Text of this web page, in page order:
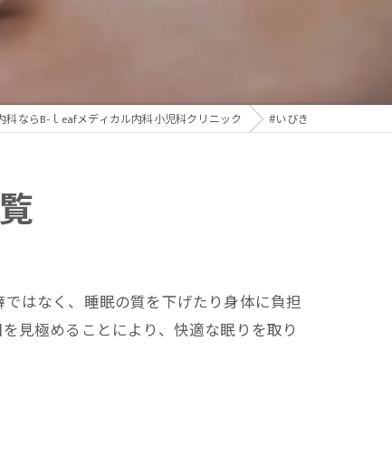
科ならB-ｌeafメディカル内科小児科クリニック #いびき
はなく、睡眠の質を下げたり身体に負担
見極めることにより、快適な眠りを取り